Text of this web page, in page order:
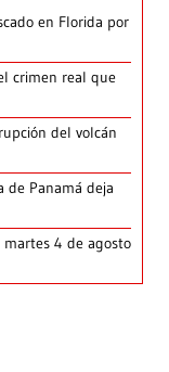
en Florida por
crimen real que
del volcán
de Panamá deja
martes 4 de agosto